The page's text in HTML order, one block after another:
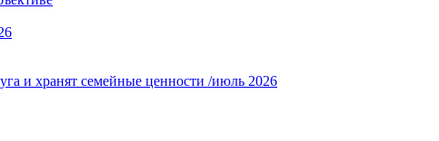
и хранят семейные ценности /июль 2026